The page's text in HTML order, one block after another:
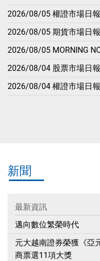
2026/08/05 權證市場日報
2026/08/05 期貨市場日報
2026/08/05 MORNING
2026/08/04 股票市場日報
2026/08/04 權證市場日報
新聞
最新資訊
邁向數位繁榮時代
元大越南證券榮獲《亞
商票選11項大獎